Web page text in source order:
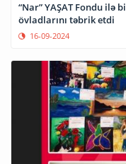
“Nar” YAŞAT Fondu ilə
övladlarını təbrik etdi
16-09-2024